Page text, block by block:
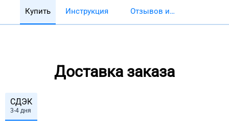
Купить Инструкция
Отзывов и
Доставка заказа
СДЭК
3-4 дня